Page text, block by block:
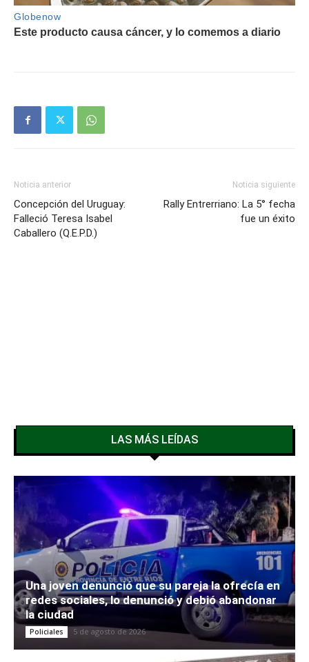
Noticia anterior
Concepción del Uruguay:
Falleció Teresa Isabel
Caballero (Q.E.P.D.)
Noticia siguiente
Rally Entrerriano: La 5° fecha
fue un éxito
LAS MÁS LEÍDAS
Una joven denunció que su pareja la ofrecía en
redes sociales, lo denunció y debió abandonar
la ciudad
Policiales 5 de agosto de 2026